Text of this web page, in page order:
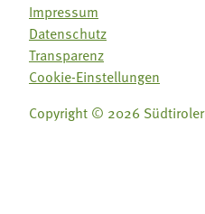
Impressum
Datenschutz
Transparenz
Cookie-Einstellungen
Copyright © 2026